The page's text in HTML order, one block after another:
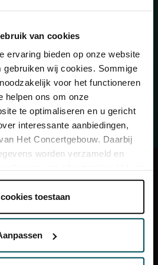
van cookies
ervaring bieden op onze website
gebruiken wij cookies. Sommige
voor het functioneren
helpen ons om onze
te optimaliseren en u gericht
interessante aanbiedingen,
Het Concertgebouw. Daarbij
worden verzameld en
cookies wij mogen
hier. Lees onze
op onze website kunt u uw
toestaan
Hamletand the symphonic
of masterpieces by one of
composers!
Contact
the newsletter